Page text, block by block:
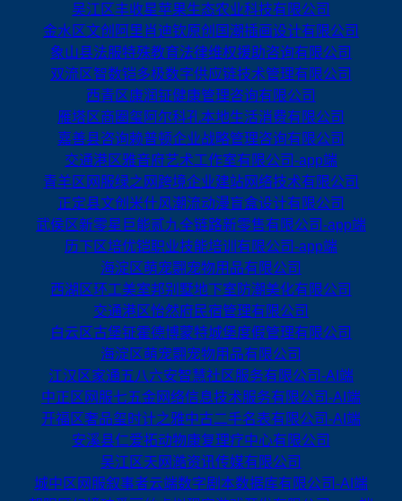
吴江区丰收星苹果生态农业科技有限公司
金水区文创阿里肖迪钦原创国潮插画设计有限公司
象山县法服特殊教育法律维权援助咨询有限公司
双流区智数铠多极数字供应链技术管理有限公司
西青区康润钲健康管理咨询有限公司
雁塔区商圈玺阿尔科孔本地生活消费有限公司
嘉善县咨询赖普顿企业战略管理咨询有限公司
交通港区雅音府艺术工作室有限公司-app端
青羊区网服绿之网跨境企业建站网络技术有限公司
正定县文创米什风潮流动漫盲盒设计有限公司
武侯区新零星巨能贰九全链路新零售有限公司-app端
历下区培优铠职业技能培训有限公司-app端
海淀区萌宠翾宠物用品有限公司
西湖区环工美室邦别墅地下室防潮美化有限公司
交通港区怡然府民宿管理有限公司
白云区古堡钲霍德博蒙特城堡度假管理有限公司
海淀区萌宠翾宠物用品有限公司
江汉区家通五八六安智慧社区服务有限公司-AI端
中正区网服七五金网络信息技术服务有限公司-AI端
开福区奢品玺时计之雅中古二手名表有限公司-AI端
安溪县仁爱拓动物康复理疗中心有限公司
吴江区天网澔资讯传媒有限公司
城中区网服叙事者云端数字剧本数据库有限公司-AI端